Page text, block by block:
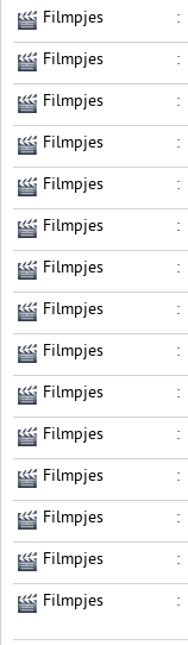
Filmpjes :
Filmpjes :
Filmpjes :
Filmpjes :
Filmpjes :
Filmpjes :
Filmpjes :
Filmpjes :
Filmpjes :
Filmpjes :
Filmpjes :
Filmpjes :
Filmpjes :
Filmpjes :
Filmpjes :